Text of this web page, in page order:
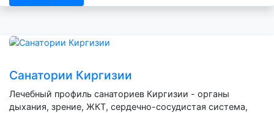
Санатории Киргизии
Лечебный профиль санаториев Киргизии - органы
дыхания, зрение, ЖКТ, сердечно-сосудистая система,